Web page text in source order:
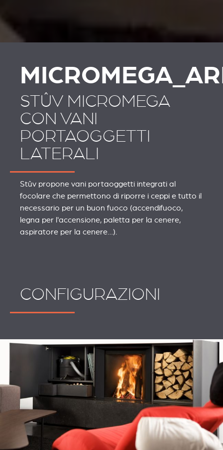
STÛV MICROMEGA
CON VANI
PORTAOGGETTI
LATERALI
Stûv propone vani portaoggetti integrati al
focolare che permettono di riporre i ceppi e tutto il
necessario per un buon fuoco (accendifuoco,
legna per l'accensione, paletta per la cenere,
aspiratore per la cenere…).
CONFIGURAZIONI